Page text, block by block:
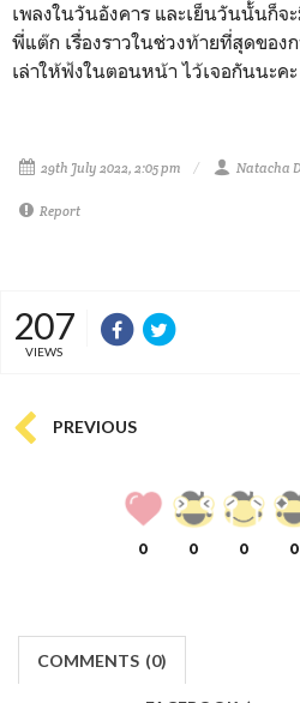
เพลงในวันอังคาร และเย็นวันนั้นก็จ
พี่แต๊ก เรื่องราวในช่วงท้ายที่สุดของ
เล่าให้ฟ้งในตอนหน้า ไว้เจอกันนะคะ
29th July 2022, 2:05 pm Natacha
Report
207
VIEWS
PREVIOUS
0 0 0 0
COMMENTS (0)